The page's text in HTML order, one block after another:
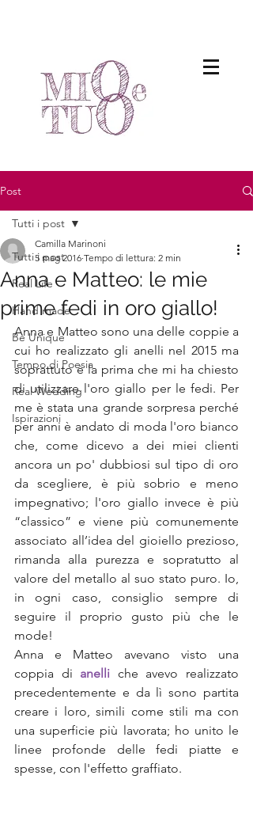
Post
Tutti i post
Real Life
Hand made
Be Unique
Tempo di Poesia
Real Wedding
Ispirazioni
Tutti i post
Anna e Matteo: le mie
prime fedi in oro giallo!
Camilla Marinoni
5 mag 2016 Tempo di lettura: 2 min
Anna e Matteo sono una delle coppie a
cui ho realizzato gli anelli nel 2015 ma
soprattuto è la prima che mi ha chiesto
di utilizzare l'oro giallo per le fedi. Per
me è stata una grande sorpresa perché
per anni è andato di moda l'oro bianco
che, come dicevo a dei miei clienti
ancora un po' dubbiosi sul tipo di oro
da scegliere, è più sobrio e meno
impegnativo; l'oro giallo invece è più
“classico” e viene più comunemente
associato all’idea del gioiello prezioso,
rimanda alla purezza e sopratutto al
valore del metallo al suo stato puro. Io,
in ogni caso, consiglio sempre di
seguire il proprio gusto più che le
mode!
Anna e Matteo avevano visto una
coppia di anelli che avevo realizzato
precedentemente e da lì sono partita
creare i loro, simili come stili ma con
una superficie più lavorata; ho unito le
linee profonde delle fedi piatte e
spesse, con l'effetto graffiato.